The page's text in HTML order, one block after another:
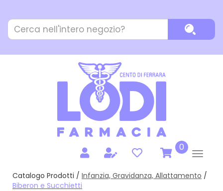
contenuto
principale
Cerca
Prodotto
0prodotti
inseriti
Catalogo Prodotti / Infanzia, Gravidanza, Allattamento /
Biberon e Succhietti